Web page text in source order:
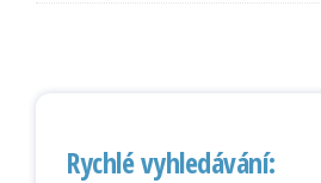
Rychlé vyhledávání: